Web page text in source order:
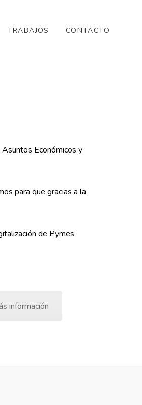
TRABAJOS CONTACTO
Económicos y
para que gracias a la
de Pymes
información